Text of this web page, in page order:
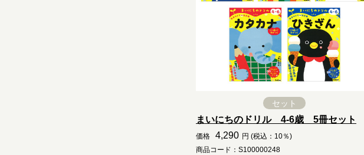
セット
まいにちのドリル 4-6歳 5冊セット
価格 4,290 円 (税込：10％)
商品コード：S100000248